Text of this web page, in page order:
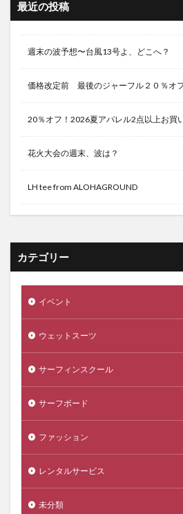
最近の投稿
週末の波予想〜台風13号よ、どこへ？
価格改定前 最後のジャーフル２０％オ
20％オフ！2026夏アパレル2点以上お買
花火大会の週末、波は？
LH tee from ALOHAGROUND
カテゴリー
イベント
ウェットスーツ
サーフィンスクール
サーフボード
ファッション
レンタルサービス
未分類